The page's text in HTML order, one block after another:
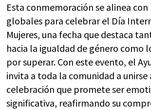
Esta conmemoración se alinea con
globales para celebrar el Día
Mujeres, una fecha que destaca
hacia la igualdad de género como
por superar. Con este evento, el
invita a toda la comunidad a unirse
celebración que promete ser
significativa, reafirmando su